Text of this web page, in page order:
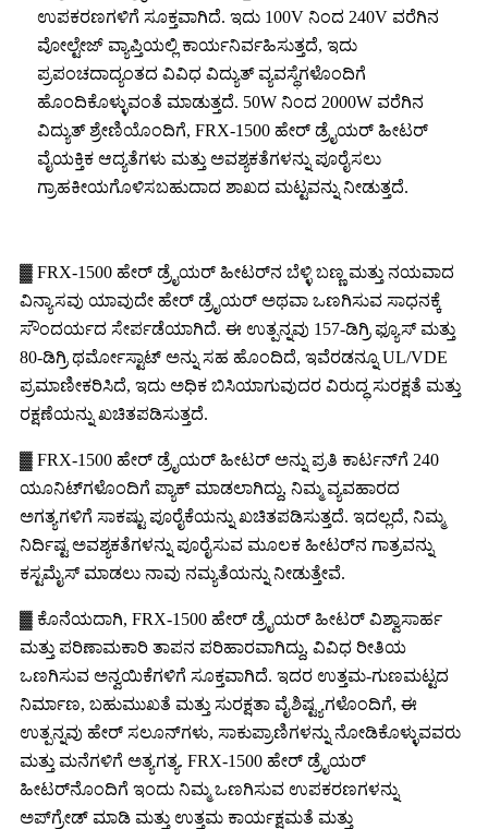
ಉಪಕರಣಗಳಿಗೆ ಸೂಕ್ತವಾಗಿದೆ. ಇದು 100V ನಿಂದ 240V ವರೆಗಿನ
ವೋಲ್ಟೇಜ್ ವ್ಯಾಪ್ತಿಯಲ್ಲಿ ಕಾರ್ಯನಿರ್ವಹಿಸುತ್ತದೆ, ಇದು
ಪ್ರಪಂಚದಾದ್ಯಂತದ ವಿವಿಧ ವಿದ್ಯುತ್ ವ್ಯವಸ್ಥೆಗಳೊಂದಿಗೆ
ಹೊಂದಿಕೊಳ್ಳುವಂತೆ ಮಾಡುತ್ತದೆ. 50W ನಿಂದ 2000W ವರೆಗಿನ
ವಿದ್ಯುತ್ ಶ್ರೇಣಿಯೊಂದಿಗೆ, FRX-1500 ಹೇರ್ ಡ್ರೈಯರ್ ಹೀಟರ್
ವೈಯಕ್ತಿಕ ಆದ್ಯತೆಗಳು ಮತ್ತು ಅವಶ್ಯಕತೆಗಳನ್ನು ಪೂರೈಸಲು
ಗ್ರಾಹಕೀಯಗೊಳಿಸಬಹುದಾದ ಶಾಖದ ಮಟ್ಟವನ್ನು ನೀಡುತ್ತದೆ.
▓ FRX-1500 ಹೇರ್ ಡ್ರೈಯರ್ ಹೀಟರ್‌ನ ಬೆಳ್ಳಿ ಬಣ್ಣ ಮತ್ತು ನಯವಾದ
ವಿನ್ಯಾಸವು ಯಾವುದೇ ಹೇರ್ ಡ್ರೈಯರ್ ಅಥವಾ ಒಣಗಿಸುವ ಸಾಧನಕ್ಕೆ
ಸೌಂದರ್ಯದ ಸೇರ್ಪಡೆಯಾಗಿದೆ. ಈ ಉತ್ಪನ್ನವು 157-ಡಿಗ್ರಿ ಫ್ಯೂಸ್ ಮತ್ತು
80-ಡಿಗ್ರಿ ಥರ್ಮೋಸ್ಟಾಟ್ ಅನ್ನು ಸಹ ಹೊಂದಿದೆ, ಇವೆರಡನ್ನೂ UL/VDE
ಪ್ರಮಾಣೀಕರಿಸಿದೆ, ಇದು ಅಧಿಕ ಬಿಸಿಯಾಗುವುದರ ವಿರುದ್ಧ ಸುರಕ್ಷತೆ ಮತ್ತು
ರಕ್ಷಣೆಯನ್ನು ಖಚಿತಪಡಿಸುತ್ತದೆ.
▓ FRX-1500 ಹೇರ್ ಡ್ರೈಯರ್ ಹೀಟರ್ ಅನ್ನು ಪ್ರತಿ ಕಾರ್ಟನ್‌ಗೆ 240
ಯೂನಿಟ್‌ಗಳೊಂದಿಗೆ ಪ್ಯಾಕ್ ಮಾಡಲಾಗಿದ್ದು, ನಿಮ್ಮ ವ್ಯವಹಾರದ
ಅಗತ್ಯಗಳಿಗೆ ಸಾಕಷ್ಟು ಪೂರೈಕೆಯನ್ನು ಖಚಿತಪಡಿಸುತ್ತದೆ. ಇದಲ್ಲದೆ, ನಿಮ್ಮ
ನಿರ್ದಿಷ್ಟ ಅವಶ್ಯಕತೆಗಳನ್ನು ಪೂರೈಸುವ ಮೂಲಕ ಹೀಟರ್‌ನ ಗಾತ್ರವನ್ನು
ಕಸ್ಟಮೈಸ್ ಮಾಡಲು ನಾವು ನಮ್ಯತೆಯನ್ನು ನೀಡುತ್ತೇವೆ.
▓ ಕೊನೆಯದಾಗಿ, FRX-1500 ಹೇರ್ ಡ್ರೈಯರ್ ಹೀಟರ್ ವಿಶ್ವಾಸಾರ್ಹ
ಮತ್ತು ಪರಿಣಾಮಕಾರಿ ತಾಪನ ಪರಿಹಾರವಾಗಿದ್ದು, ವಿವಿಧ ರೀತಿಯ
ಒಣಗಿಸುವ ಅನ್ವಯಿಕೆಗಳಿಗೆ ಸೂಕ್ತವಾಗಿದೆ. ಇದರ ಉತ್ತಮ-ಗುಣಮಟ್ಟದ
ನಿರ್ಮಾಣ, ಬಹುಮುಖತೆ ಮತ್ತು ಸುರಕ್ಷತಾ ವೈಶಿಷ್ಟ್ಯಗಳೊಂದಿಗೆ, ಈ
ಉತ್ಪನ್ನವು ಹೇರ್ ಸಲೂನ್‌ಗಳು, ಸಾಕುಪ್ರಾಣಿಗಳನ್ನು ನೋಡಿಕೊಳ್ಳುವವರು
ಮತ್ತು ಮನೆಗಳಿಗೆ ಅತ್ಯಗತ್ಯ. FRX-1500 ಹೇರ್ ಡ್ರೈಯರ್
ಹೀಟರ್‌ನೊಂದಿಗೆ ಇಂದು ನಿಮ್ಮ ಒಣಗಿಸುವ ಉಪಕರಣಗಳನ್ನು
ಅಪ್‌ಗ್ರೇಡ್ ಮಾಡಿ ಮತ್ತು ಉತ್ತಮ ಕಾರ್ಯಕ್ಷಮತೆ ಮತ್ತು